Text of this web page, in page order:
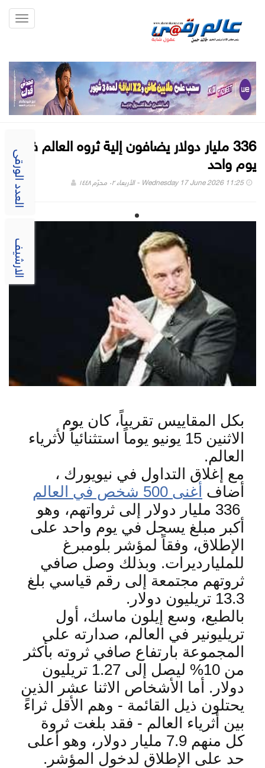
العدد الورقى
الارشيف
336 مليار دولار يضافون إلية ثروه العالم في
يوم واحد
Wednesday 17 June 2026 11:25 - الأربعاء ٠٢ محرّم ١٤٤٨
بكل المقاييس تقريباً، كان يوم
الاثنين 15 يونيو يوماً استثنائياً لأثرياء
العالم.
مع إغلاق التداول في نيويورك ،
أضاف أغنى 500 شخص في العالم
مليار دولار إلى ثرواتهم، وهو
أكبر مبلغ يسجل في يوم واحد على
الإطلاق، وفقاً لمؤشر بلومبرغ
للمليارديرات. وبذلك وصل صافي
ثروتهم مجتمعة إلى رقم قياسي بلغ
13.3 تريليون دولار
.
بالطبع، وسع إيلون ماسك، أول
تريليونير في العالم، صدارته على
المجموعة بارتفاع صافي ثروته بأكثر
من 10% ليصل إلى 1.27 تريليون
دولار. أما الأشخاص الاثنا عشر الذين
يحتلون ذيل القائمة - وهم الأقل ثراءً
بين أثرياء العالم - فقد بلغت ثروة
كل منهم 7.9 مليار دولار، وهو أعلى
حد على الإطلاق لدخول المؤشر .